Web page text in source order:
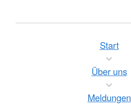
Start
Über uns
Meldungen